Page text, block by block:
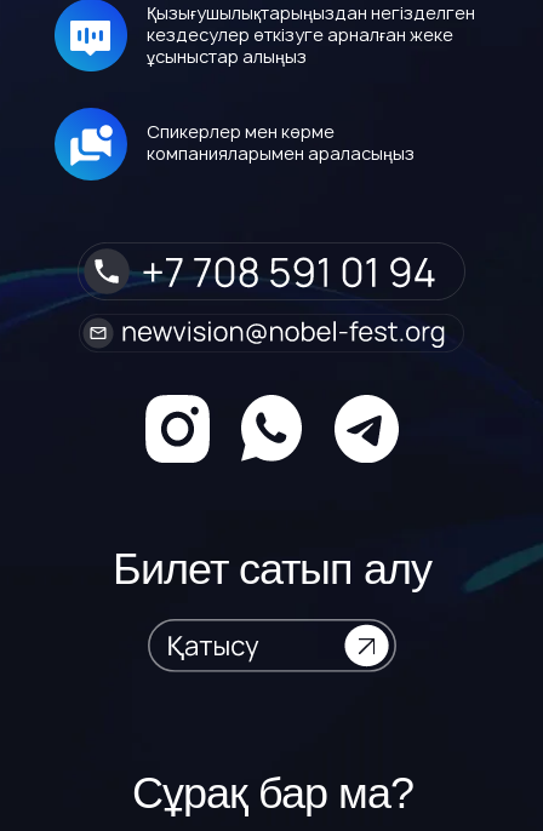
Спикерлер мен көрме
компанияларымен араласыңыз
Билет сатып алу
Сұрақ бар ма?
Қызығушылықтарыңыздан негізделген
кездесулер өткізуге арналған жеке
ұсыныстар алыңыз